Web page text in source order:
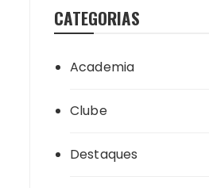
CATEGORIAS
Academia
Clube
Destaques